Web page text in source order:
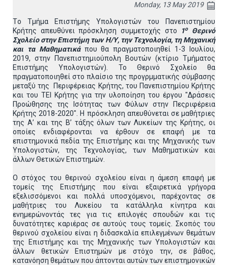
Monday, 13 May 2019
Tο Tμήμα Επιστήμης Υπολογιστών του Πανεπιστημίου
Κρήτης απευθύνει πρόσκληση συμμετοχής στο
1οΘερινό
Σχολείο στην Επιστήμη των Η/Υ, την Τεχνολογία, τη Μηχανική
και τα Μαθηματικά που θα πραγματοποιηθεί 1-3 Ιουλίου,
2019, στην Πανεπιστημιούπολη Βουτών (κτίριο Τμήματος
Επιστήμης Υπολογιστών). Το Θερινό Σχολείο θα
πραγματοποιηθεί στο πλαίσιο της προγρμματικής σύμβασης
μεταξύ της Περιφέρειας Κρήτης, του Πανεπιστημίου Κρήτης
και του ΤΕΙ Κρήτης για την υλοποίηση του έργου "Δράσεις
Προώθησης της Ισότητας των Φύλων στην Πεςριφέρεια
Κρήτης 2018-2020". H πρόσκληση απευθύνεται σε μαθήτριες
της Α’ και της Β’ τάξης όλων των Λυκείων της Κρήτης, οι
οποίες ενδιαφέρονται να έρθουν σε επαφή με τα
επιστημονικά πεδία της Επιστήμης και της Μηχανικής των
Υπολογιστών, της Τεχνολογίας, των Μαθηματικών και
άλλων Θετικών Επιστημών.
Ο στόχος του θερινού σχολείου είναι η άμεση επαφή με
τομείς της Επιστήμης που είναι εξαιρετικά γρήγορα
εξελισσόμενοι και πολλά υποσχόμενοι, παρέχοντας σε
μαθήτριες του Λυκείου τα κατάλληλα κίνητρα και
ενημερώνοντάς τες για τις επιλογές σπουδών και τις
δυνατότητες καριέρας σε αυτούς τους τομείς. Σκοπός του
θερινού σχολείου είναι η διδασκαλία επιλεγμένων θεμάτων
της Επιστήμης και της Μηχανικής των Υπολογιστών και
άλλων θετικών Επιστημών με στόχο την, σε βάθος,
κατανόηση θεμάτων που άπτονται αυτών των επιστημονικών